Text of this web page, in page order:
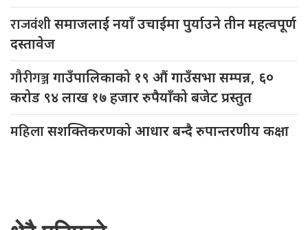
राजवंशीसमाजलाई नयाँ उचाईमा पुर्याउने तीन महत्वपूर्ण
दस्तावेज
गौरीगञ्जगाउँपालिकाको १९ औं गाउँसभा सम्पन्न, ६०
करोड ९४ लाख १७ हजार रुपैयाँको बजेट प्रस्तुत
महिलासशक्तिकरणको आधार बन्दै रुपान्तरणीय कक्षा